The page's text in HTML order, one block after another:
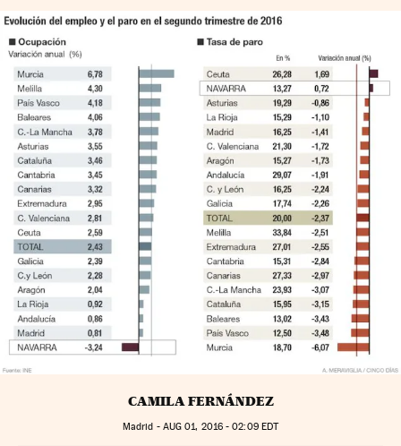
CAMILA FERNÁNDEZ
Madrid - AUG 01, 2016 - 02:09EDT